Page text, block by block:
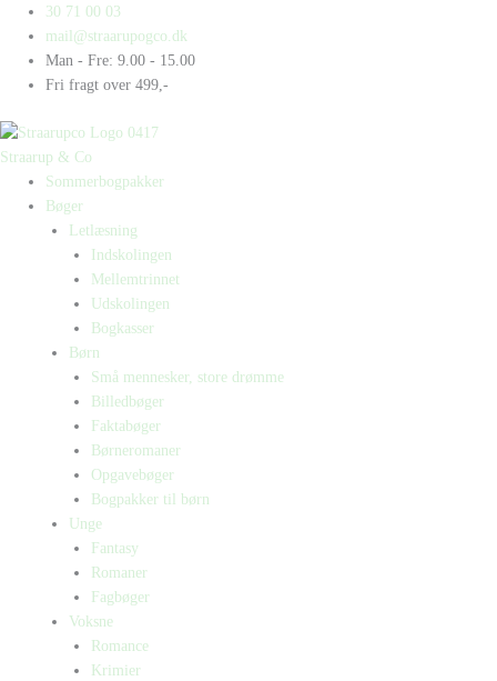
indholdet
30 71 00 03
mail@straarupogco.dk
Man - Fre: 9.00 - 15.00
Fri fragt over 499,-
Straarup & Co
Sommerbogpakker
Bøger
Letlæsning
Indskolingen
Mellemtrinnet
Udskolingen
Bogkasser
Børn
Små mennesker, store drømme
Billedbøger
Faktabøger
Børneromaner
Opgavebøger
Bogpakker til børn
Unge
Fantasy
Romaner
Fagbøger
Voksne
Romance
Krimier
Products
search
Products
search
Baba
røvere
antal